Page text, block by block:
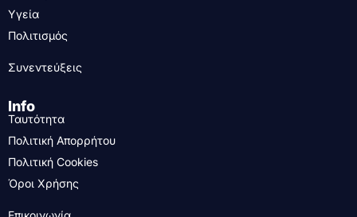
Υγεία
Πολιτισμός
Συνεντεύξεις
Info
Ταυτότητα
Πολιτική Απορρήτου
Πολιτική Cookies
Όροι Χρήσης